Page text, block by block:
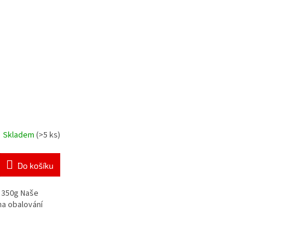
Skladem(>5 ks)
Do košíku
Naše
obalování